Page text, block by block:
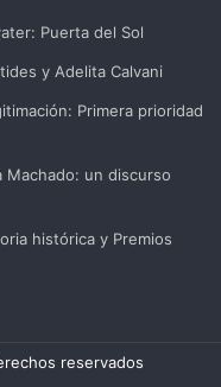
Puerta del Sol
y Adelita Calvani
Primera prioridad
Machado: un discurso
histórica y Premios
reservados